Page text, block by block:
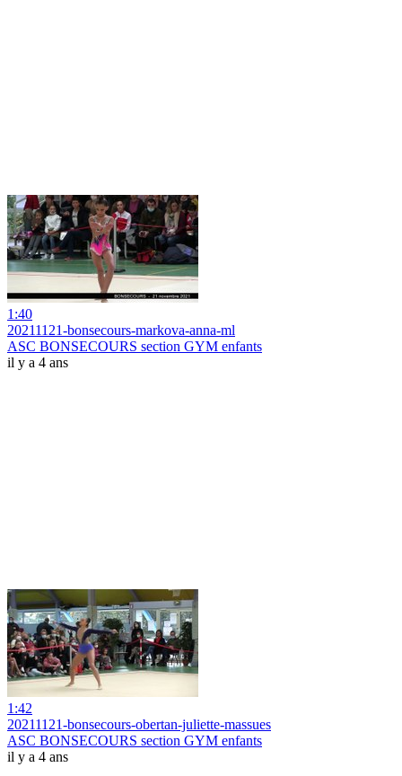
1:40
20211121-bonsecours-markova-anna-ml
ASC BONSECOURS section GYM enfants
il y a 4 ans
1:42
20211121-bonsecours-obertan-juliette-massues
ASC BONSECOURS section GYM enfants
il y a 4 ans